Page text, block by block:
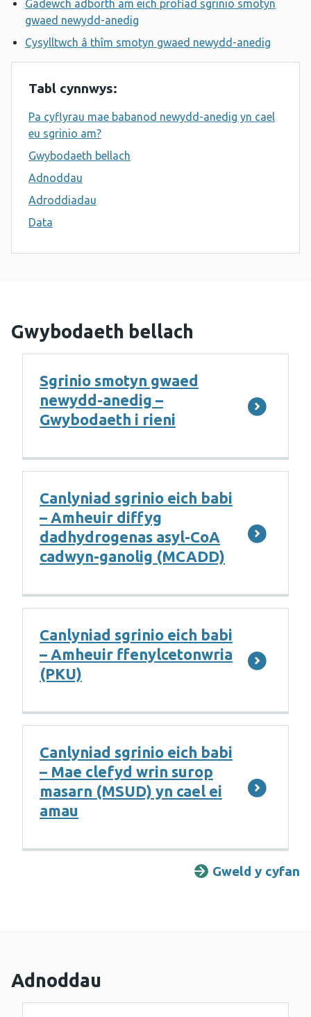
Gadewch adborth am eich profiad sgrinio smotyn
gwaed newydd-anedig
Cysylltwch â thîm smotyn gwaed newydd-anedig
Tabl cynnwys:
Pa cyflyrau mae babanod newydd-anedig yn cael
eu sgrinio am?
Gwybodaeth bellach
Adnoddau
Adroddiadau
Data
Gwybodaeth bellach
Sgrinio smotyn gwaed
newydd-anedig –
Gwybodaeth i rieni
Canlyniad sgrinio eich babi
– Amheuir diffyg
dadhydrogenas asyl-CoA
cadwyn-ganolig (MCADD)
Canlyniad sgrinio eich babi
– Amheuir ffenylcetonwria
(PKU)
Canlyniad sgrinio eich babi
– Mae clefyd wrin surop
masarn (MSUD) yn cael ei
amau
Gweld y cyfan
Adnoddau